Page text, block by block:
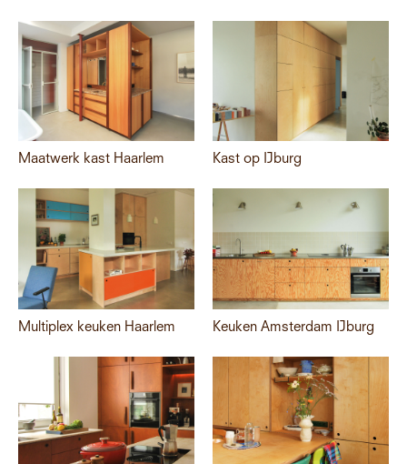
Maatwerk kast Haarlem Kast op IJburg
Multiplex keuken Haarlem Keuken Amsterdam IJburg